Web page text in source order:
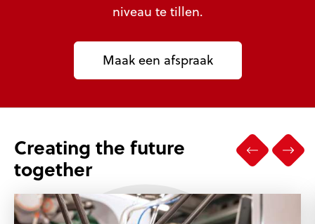
niveau te tillen.
Maak een afspraak
Creating the future
together